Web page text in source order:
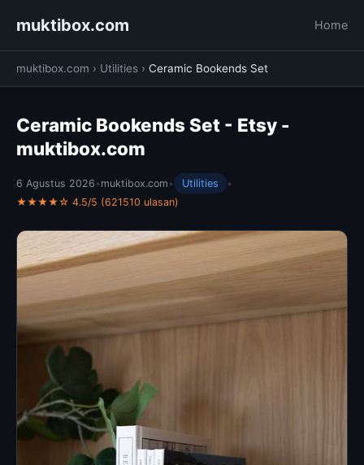
muktibox.com Home
muktibox.com › Utilities › Ceramic Bookends Set
Ceramic Bookends Set - Etsy -
muktibox.com
6 Agustus 2026 • muktibox.com • Utilities
•
★★★★☆ 4.5/5 (621510 ulasan)